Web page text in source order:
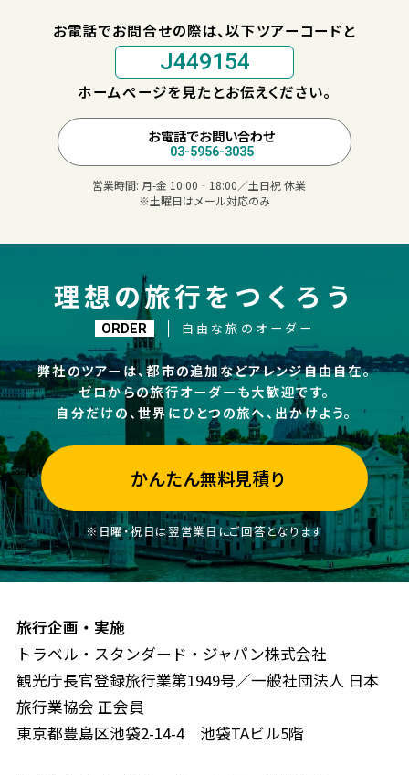
お電話でお問合せの際は、以下ツアーコードと
J449154
ホームページを見たとお伝えください。
お電話でお問い合わせ
03-5956-3035
営業時間: 月-金 10:00‐18:00／土日祝 休業
※土曜日はメール対応のみ
理想の旅行をつくろう
ORDER 自由な旅のオーダー
弊社のツアーは、都市の追加などアレンジ自由自在。
ゼロからの旅行オーダーも大歓迎です。
自分だけの、世界にひとつの旅へ、出かけよう。
かんたん無料見積り
※日曜・祝日は翌営業日にご回答となります
旅行企画・実施
トラベル・スタンダード・ジャパン株式会社
観光庁長官登録旅行業第1949号／一般社団法人 日本
旅行業協会 正会員
東京都豊島区池袋2-14-4 池袋TAビル5階